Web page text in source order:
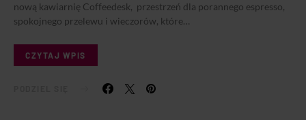
nową kawiarnię Coffeedesk, przestrzeń dla porannego espresso,
spokojnego przelewu i wieczorów, które…
CZYTAJ WPIS